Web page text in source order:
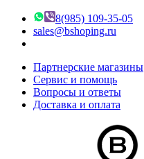
8(985) 109-35-05
sales@bshoping.ru
Партнерские магазины
Сервис и помощь
Вопросы и ответы
Доставка и оплата